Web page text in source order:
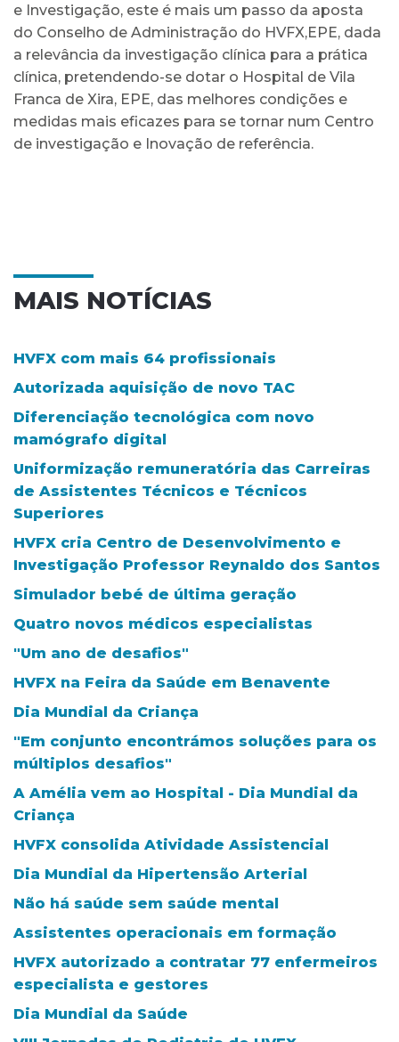
e Investigação, este é mais um passo da aposta
do Conselho de Administração do HVFX,EPE, dada
a relevância da investigação clínica para a prática
clínica, pretendendo-se dotar o Hospital de Vila
Franca de Xira, EPE, das melhores condições e
medidas mais eficazes para se tornar num Centro
de investigação e Inovação de referência.
MAIS NOTÍCIAS
HVFX com mais 64 profissionais
Autorizada aquisição de novo TAC
Diferenciação tecnológica com novo
mamógrafo digital
Uniformização remuneratória das Carreiras
de Assistentes Técnicos e Técnicos
Superiores
HVFX cria Centro de Desenvolvimento e
Investigação Professor Reynaldo dos Santos
Simulador bebé de última geração
Quatro novos médicos especialistas
"Um ano de desafios"
HVFX na Feira da Saúde em Benavente
Dia Mundial da Criança
"Em conjunto encontrámos soluções para os
múltiplos desafios"
A Amélia vem ao Hospital - Dia Mundial da
Criança
HVFX consolida Atividade Assistencial
Dia Mundial da Hipertensão Arterial
Não há saúde sem saúde mental
Assistentes operacionais em formação
HVFX autorizado a contratar 77 enfermeiros
especialista e gestores
Dia Mundial da Saúde